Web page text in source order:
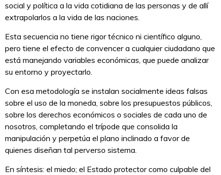
social y política a la vida cotidiana de las personas y de allí
extrapolarlos a la vida de las naciones.
Esta secuencia no tiene rigor técnico ni científico alguno,
pero tiene el efecto de convencer a cualquier ciudadano que
está manejando variables económicas, que puede analizar
su entorno y proyectarlo.
Con esa metodología se instalan socialmente ideas falsas
sobre el uso de la moneda, sobre los presupuestos públicos,
sobre los derechos económicos o sociales de cada uno de
nosotros, completando el trípode que consolida la
manipulación y perpetúa el plano inclinado a favor de
quienes diseñan tal perverso sistema.
En síntesis: el miedo; el Estado protector como culpable del